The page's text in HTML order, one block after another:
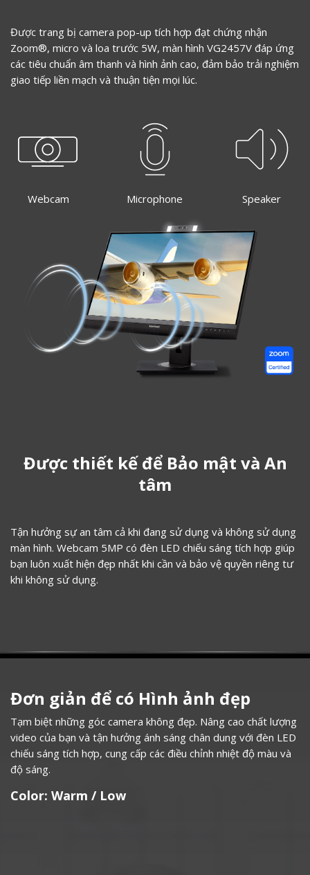
Được trang bị camera pop-up tích hợp đạt chứng nhận
Zoom®, micro và loa trước 5W, màn hình VG2457V đáp ứng
các tiêu chuẩn âm thanh và hình ảnh cao, đảm bảo trải nghiệm
giao tiếp liền mạch và thuận tiện mọi lúc.
Webcam Microphone Speaker
Được thiết kế để Bảo mật và An
tâm
Tận hưởng sự an tâm cả khi đang sử dụng và không sử dụng
màn hình. Webcam 5MP có đèn LED chiếu sáng tích hợp giúp
bạn luôn xuất hiện đẹp nhất khi cần và bảo vệ quyền riêng tư
khi không sử dụng.
Đơn giản để có Hình ảnh đẹp
Tạm biệt những góc camera không đẹp. Nâng cao chất lượng
video của bạn và tận hưởng ánh sáng chân dung với đèn LED
chiếu sáng tích hợp, cung cấp các điều chỉnh nhiệt độ màu và
độ sáng.​​
Color: Warm / Low